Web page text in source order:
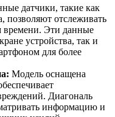
датчики, такие как
позволяют отслеживать
времени. Эти данные
устройства, так и
для более
Модель оснащена
Диагональ
информацию и